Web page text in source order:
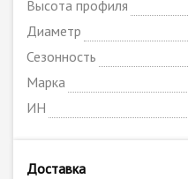
Высота профиля
Диаметр
Сезонность
Марка
ИН
Доставка